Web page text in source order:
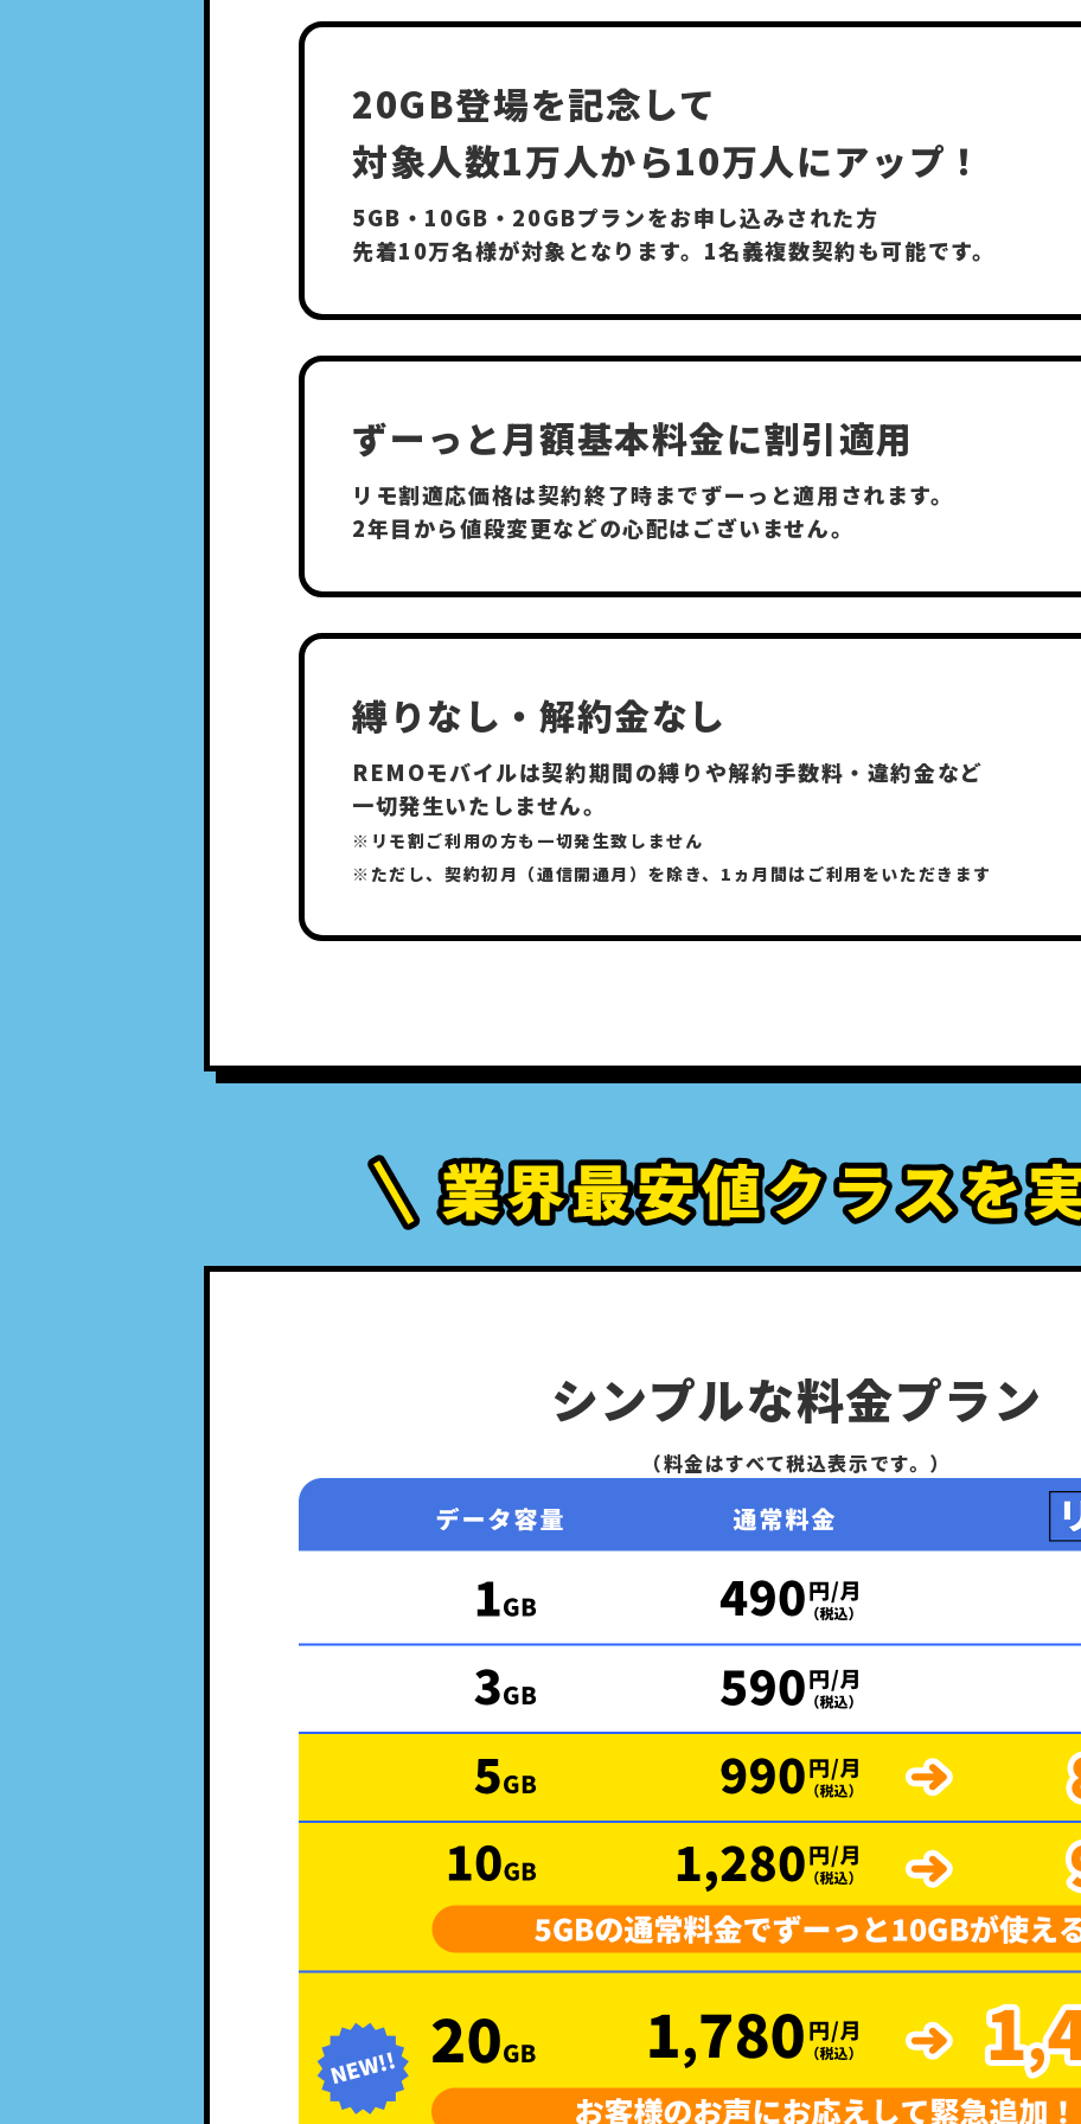
20GB登場を記念して
対象人数1万人から10万人にアップ！
5GB・10GB・20GBプランをお申し込みされた方
先着10万名様が対象となります。1名義複数契約も可能です。
ずーっと月額基本料金に割引適用
リモ割適応価格は契約終了時までずーっと適用されます。
2年目から値段変更などの心配はございません。
縛りなし・解約金なし
REMOモバイルは契約期間の縛りや解約手数料・違約金など
一切発生いたしません。
※リモ割ご利用の方も一切発生致しません
※ただし、契約初月（通信開通月）を除き、1ヵ月間はご利用をいただきます
シンプルな料金プラン
（料金はすべて税込表示です。）